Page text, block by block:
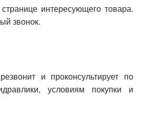
интересующего товара.
звонок.
и проконсультирует по
условиям покупки и